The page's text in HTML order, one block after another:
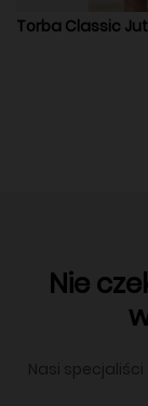
Torba Classic
Nie
Nasi